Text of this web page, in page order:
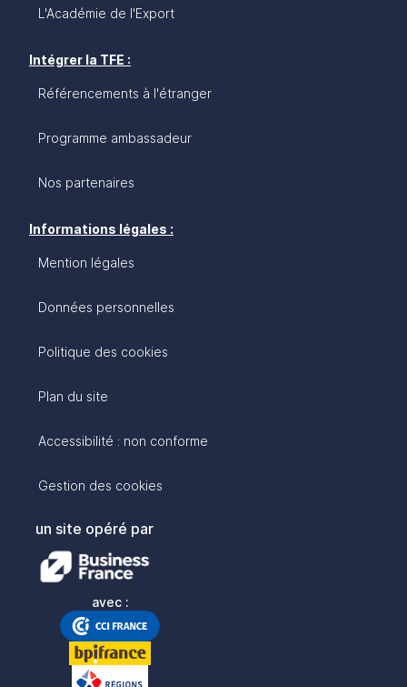
L'Académie de l'Export
Intégrer la TFE :
Référencements à l'étranger
Programme ambassadeur
Nos partenaires
Informations légales :
Mention légales
Données personnelles
Politique des cookies
Plan du site
Accessibilité : non conforme
Gestion des cookies
un site opéré par
avec :